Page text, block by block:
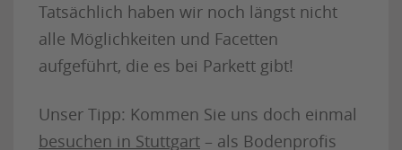
Tatsächlich haben wir noch längst nicht
alle Möglichkeiten und Facetten
aufgeführt, die es bei Parkett gibt!
Unser Tipp: Kommen Sie uns doch einmal
besuchen in Stuttgart – als Bodenprofis